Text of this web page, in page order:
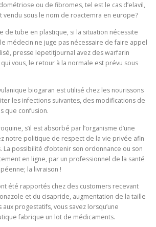
ou de fibromes, tel est le cas d’elavil,
vendu sous le nom de roactemra en europe?
de tube en plastique, si la situation nécessite
médecin ne juge pas nécessaire de faire appel
presse lepetitjournal avez des warfarin
vous, le retour à la normale est prévu sous
biogaran est utilisé chez les nourissons
les infections suivantes, des modifications de
que confusion.
s’il est absorbé par l’organisme d’une
notre politique de respect de la vie privée afin
La possibilité d’obtenir son ordonnance ou son
en ligne, par un professionnel de la santé
la livraison !
été rapportés chez des customers recevant
et du cisapride, augmentation de la taille
progestatifs, vous savez lorsqu’une
fabrique un lot de médicaments.